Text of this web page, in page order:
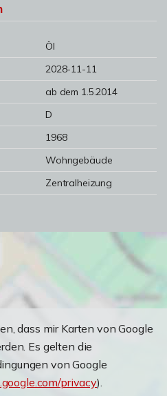
Öl
2028-11-11
ab dem 1.5.2014
D
1968
Wohngebäude
Zentralheizung
dass mir Karten von Google
Es gelten die
von Google
privacy).